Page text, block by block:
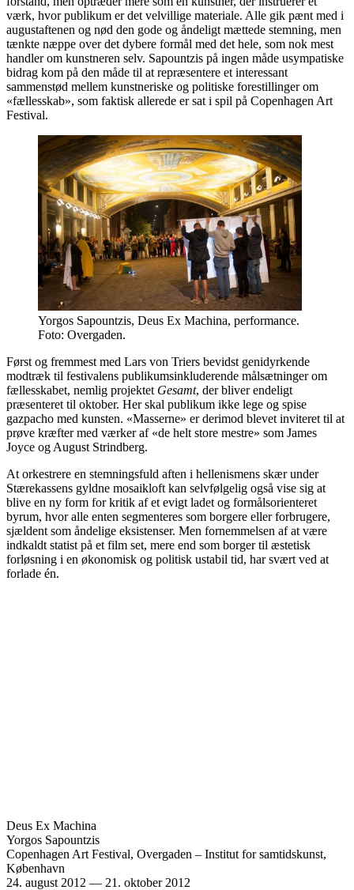
værk, hvor publikum er det velvillige materiale. Alle gik pænt med i
augustaftenen og nød den gode og åndeligt mættede stemning, men
tænkte næppe over det dybere formål med det hele, som nok mest
handler om kunstneren selv. Sapountzis på ingen måde usympatiske
bidrag kom på den måde til at repræsentere et interessant
sammenstød mellem kunstneriske og politiske forestillinger om
«fællesskab», som faktisk allerede er sat i spil på Copenhagen Art
Festival.
Yorgos Sapountzis, Deus Ex Machina, performance.
Foto: Overgaden.
Først og fremmest med Lars von Triers bevidst genidyrkende
modtræk til festivalens publikumsinkluderende målsætninger om
fællesskabet, nemlig projektet Gesamt, der bliver endeligt
præsenteret til oktober. Her skal publikum ikke lege og spise
gazpacho med kunsten. «Masserne» er derimod blevet inviteret til at
prøve kræfter med værker af «de helt store mestre» som James
Joyce og August Strindberg.
At orkestrere en stemningsfuld aften i hellenismens skær under
Stærekassens gyldne mosaikloft kan selvfølgelig også vise sig at
blive en ny form for kritik af et evigt ladet og formålsorienteret
byrum, hvor alle enten segmenteres som borgere eller forbrugere,
sjældent som åndelige eksistenser. Men fornemmelsen af at være
indkaldt statist på et film set, mere end som borger til æstetisk
forløsning i en økonomisk og politisk ustabil tid, har svært ved at
forlade én.
Deus Ex Machina
Yorgos Sapountzis
Copenhagen Art Festival, Overgaden – Institut for samtidskunst,
København
24. august 2012 — 21. oktober 2012